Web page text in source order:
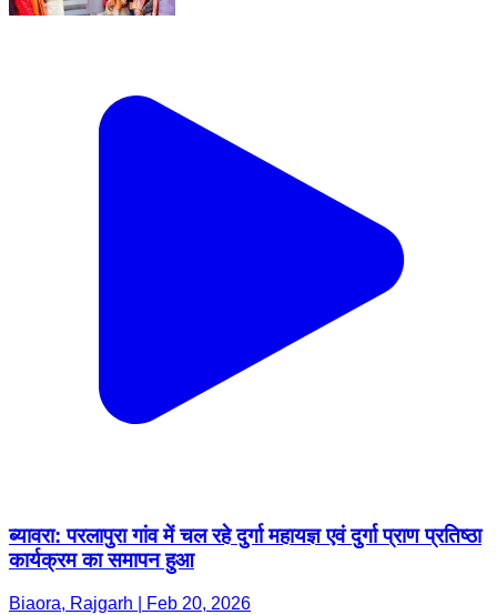
ब्यावरा: परलापुरा गांव में चल रहे दुर्गा महायज्ञ एवं दुर्गा प्राण प्रतिष्ठा
कार्यक्रम का समापन हुआ
Biaora, Rajgarh | Feb 20, 2026